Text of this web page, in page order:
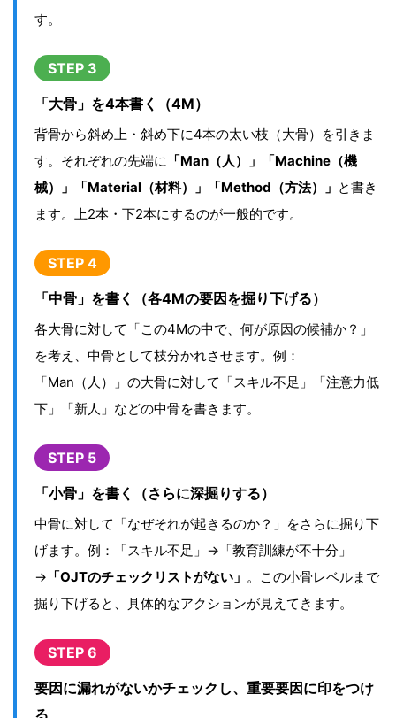
す。
STEP 3
「大骨」を4本書く（4M）
背骨から斜め上・斜め下に4本の太い枝（大骨）を引きま
す。それぞれの先端に 「Man（人）」「Machine（機
械）」「Material（材料）」「Method（方法）」 と書き
ます。上2本・下2本にするのが一般的です。
STEP 4
「中骨」を書く（各4Mの要因を掘り下げる）
各大骨に対して「この4Mの中で、何が原因の候補か？」
を考え、中骨として枝分かれさせます。例：
「Man（人）」の大骨に対して「スキル不足」「注意力低
下」「新人」などの中骨を書きます。
STEP 5
「小骨」を書く（さらに深掘りする）
中骨に対して「なぜそれが起きるのか？」をさらに掘り下
げます。例：「スキル不足」→「教育訓練が不十分」
→ 「OJTのチェックリストがない」 。この小骨レベルまで
掘り下げると、具体的なアクションが見えてきます。
STEP 6
要因に漏れがないかチェックし、重要要因に印をつけ